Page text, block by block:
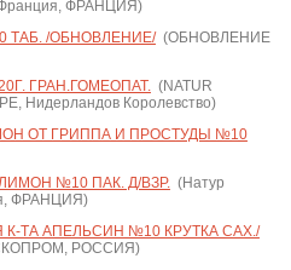
ФРАНЦИЯ)
ТАБ. /ОБНОВЛЕНИЕ/(ОБНОВЛЕНИЕ
ГРАН.ГОМЕОПАТ.(NATUR
Нидерландов Королевство)
ОТ ГРИППА И ПРОСТУДЫ №10
№10 ПАК. Д/ВЗР.(Натур
ФРАНЦИЯ)
ТА АПЕЛЬСИН №10 КРУТКА САХ./
РОССИЯ)